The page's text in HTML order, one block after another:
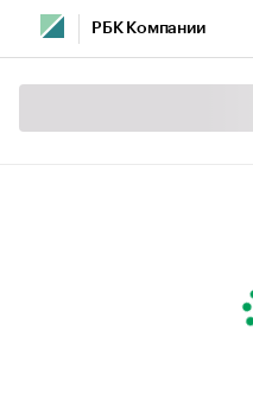
РБК Компании